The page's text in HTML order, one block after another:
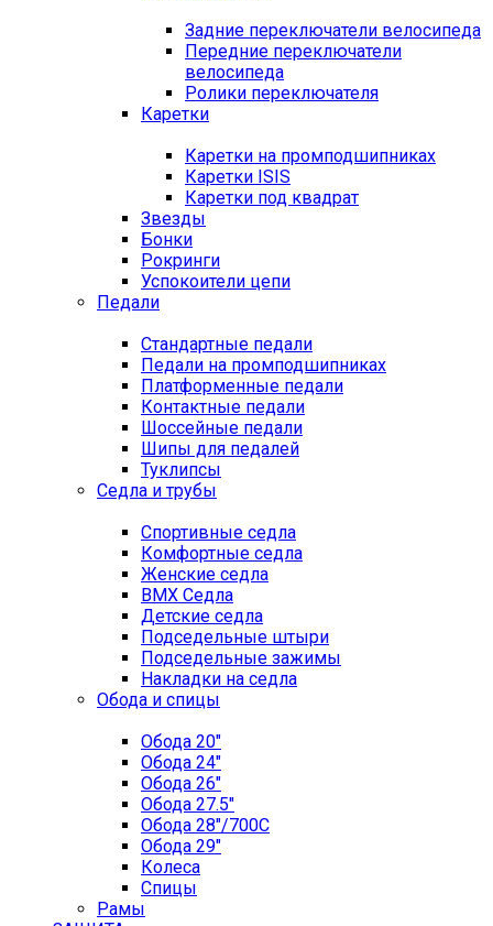
Задние переключатели велосипеда
Передние переключатели
велосипеда
Ролики переключателя
Каретки
Каретки на промподшипниках
Каретки ISIS
Каретки под квадрат
Звезды
Бонки
Рокринги
Успокоители цепи
Педали
Стандартные педали
Педали на промподшипниках
Платформенные педали
Контактные педали
Шоссейные педали
Шипы для педалей
Туклипсы
Седла и трубы
Спортивные седла
Комфортные седла
Женские седла
BMX Седла
Детские седла
Подседельные штыри
Подседельные зажимы
Накладки на седла
Обода и спицы
Обода 20"
Обода 24"
Обода 26"
Обода 27.5"
Обода 28"/700C
Обода 29"
Колеса
Спицы
Рамы